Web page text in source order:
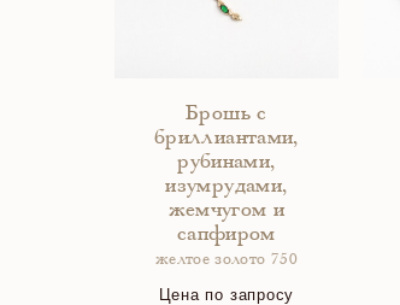
Брошь с
бриллиантами,
рубинами,
изумрудами,
жемчугом и
сапфиром
желтое золото 750
Цена по запросу